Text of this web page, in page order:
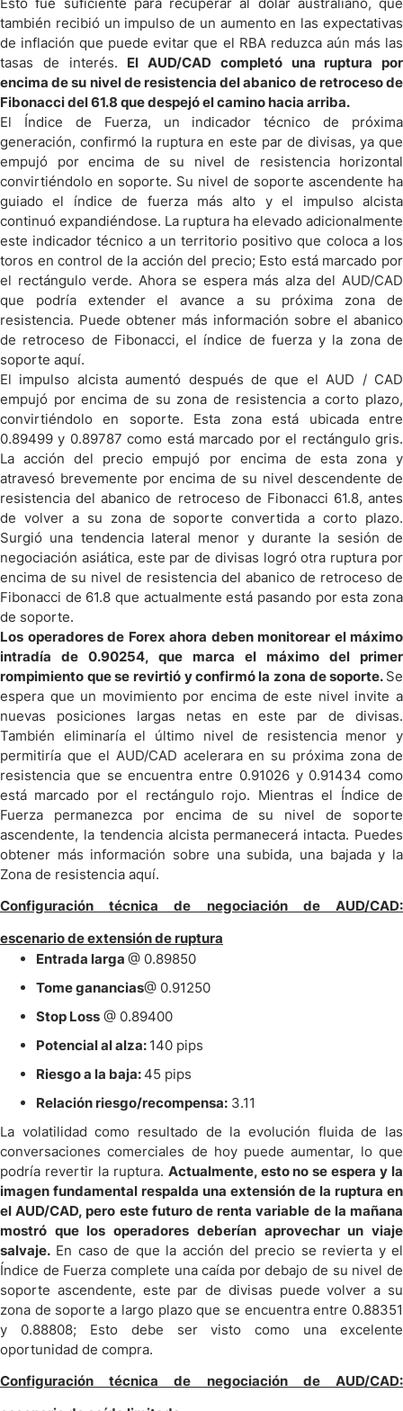
también recibió un impulso de un aumento en las expectativas
de inflación que puede evitar que el RBA reduzca aún más las
tasas de interés. El AUD/CAD completó una ruptura por
encima de su nivel de resistencia del abanico de retroceso de
Fibonacci del 61.8 que despejó el camino hacia arriba.
El Índice de Fuerza, un indicador técnico de próxima
generación, confirmó la ruptura en este par de divisas, ya que
empujó por encima de su nivel de resistencia horizontal
convirtiéndolo en soporte. Su nivel de soporte ascendente ha
guiado el índice de fuerza más alto y el impulso alcista
continuó expandiéndose. La ruptura ha elevado adicionalmente
este indicador técnico a un territorio positivo que coloca a los
toros en control de la acción del precio; Esto está marcado por
el rectángulo verde. Ahora se espera más alza del AUD/CAD
que podría extender el avance a su próxima zona de
resistencia. Puede obtener más información sobre el abanico
de retroceso de Fibonacci, el índice de fuerza y la zona de
soporte aquí.
El impulso alcista aumentó después de que el AUD / CAD
empujó por encima de su zona de resistencia a corto plazo,
convirtiéndolo en soporte. Esta zona está ubicada entre
0.89499 y 0.89787 como está marcado por el rectángulo gris.
La acción del precio empujó por encima de esta zona y
atravesó brevemente por encima de su nivel descendente de
resistencia del abanico de retroceso de Fibonacci 61.8, antes
de volver a su zona de soporte convertida a corto plazo.
Surgió una tendencia lateral menor y durante la sesión de
negociación asiática, este par de divisas logró otra ruptura por
encima de su nivel de resistencia del abanico de retroceso de
Fibonacci de 61.8 que actualmente está pasando por esta zona
de soporte.
Los operadores de Forex ahora deben monitorear el máximo
intradía de 0.90254, que marca el máximo del primer
rompimiento que se revirtió y confirmó la zona de soporte. Se
espera que un movimiento por encima de este nivel invite a
nuevas posiciones largas netas en este par de divisas.
También eliminaría el último nivel de resistencia menor y
permitiría que el AUD/CAD acelerara en su próxima zona de
resistencia que se encuentra entre 0.91026 y 0.91434 como
está marcado por el rectángulo rojo. Mientras el Índice de
Fuerza permanezca por encima de su nivel de soporte
ascendente, la tendencia alcista permanecerá intacta. Puedes
obtener más información sobre una subida, una bajada y la
Zona de resistencia aquí.
Configuración técnica de negociación de AUD/CAD:
escenario de extensión de ruptura
Entrada larga @ 0.89850
Tome ganancias@ 0.91250
Stop Loss @ 0.89400
Potencial al alza: 140 pips
Riesgo a la baja: 45 pips
Relación riesgo/recompensa: 3.11
La volatilidad como resultado de la evolución fluida de las
conversaciones comerciales de hoy puede aumentar, lo que
podría revertir la ruptura. Actualmente, esto no se espera y la
imagen fundamental respalda una extensión de la ruptura en
el AUD/CAD, pero este futuro de renta variable de la mañana
mostró que los operadores deberían aprovechar un viaje
salvaje. En caso de que la acción del precio se revierta y el
Índice de Fuerza complete unacaída por debajo de su nivel de
soporte ascendente, este par de divisas puede volver a su
zona de soporte a largo plazo que se encuentra entre 0.88351
y 0.88808; Esto debe ser visto como una excelente
oportunidad de compra.
Configuración técnica de negociación de AUD/CAD: